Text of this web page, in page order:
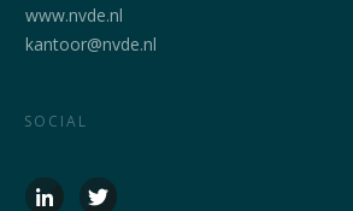
www.nvde.nl
kantoor@nvde.nl
SOCIAL